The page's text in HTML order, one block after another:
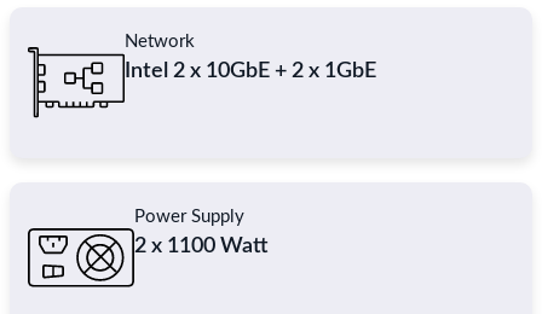
Network
Intel 2 x 10GbE + 2 x 1GbE
Power Supply
2 x 1100 Watt